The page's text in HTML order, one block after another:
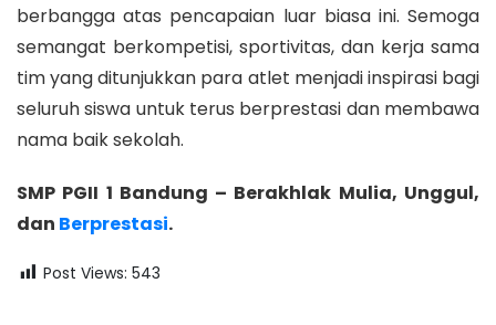
berbangga atas pencapaian luar biasa ini. Semoga
semangat berkompetisi, sportivitas, dan kerja sama
tim yang ditunjukkan para atlet menjadi inspirasi bagi
seluruh siswa untuk terus berprestasi dan membawa
nama baik sekolah.
SMP PGII 1 Bandung – Berakhlak Mulia, Unggul,
dan Berprestasi.
Post Views: 543